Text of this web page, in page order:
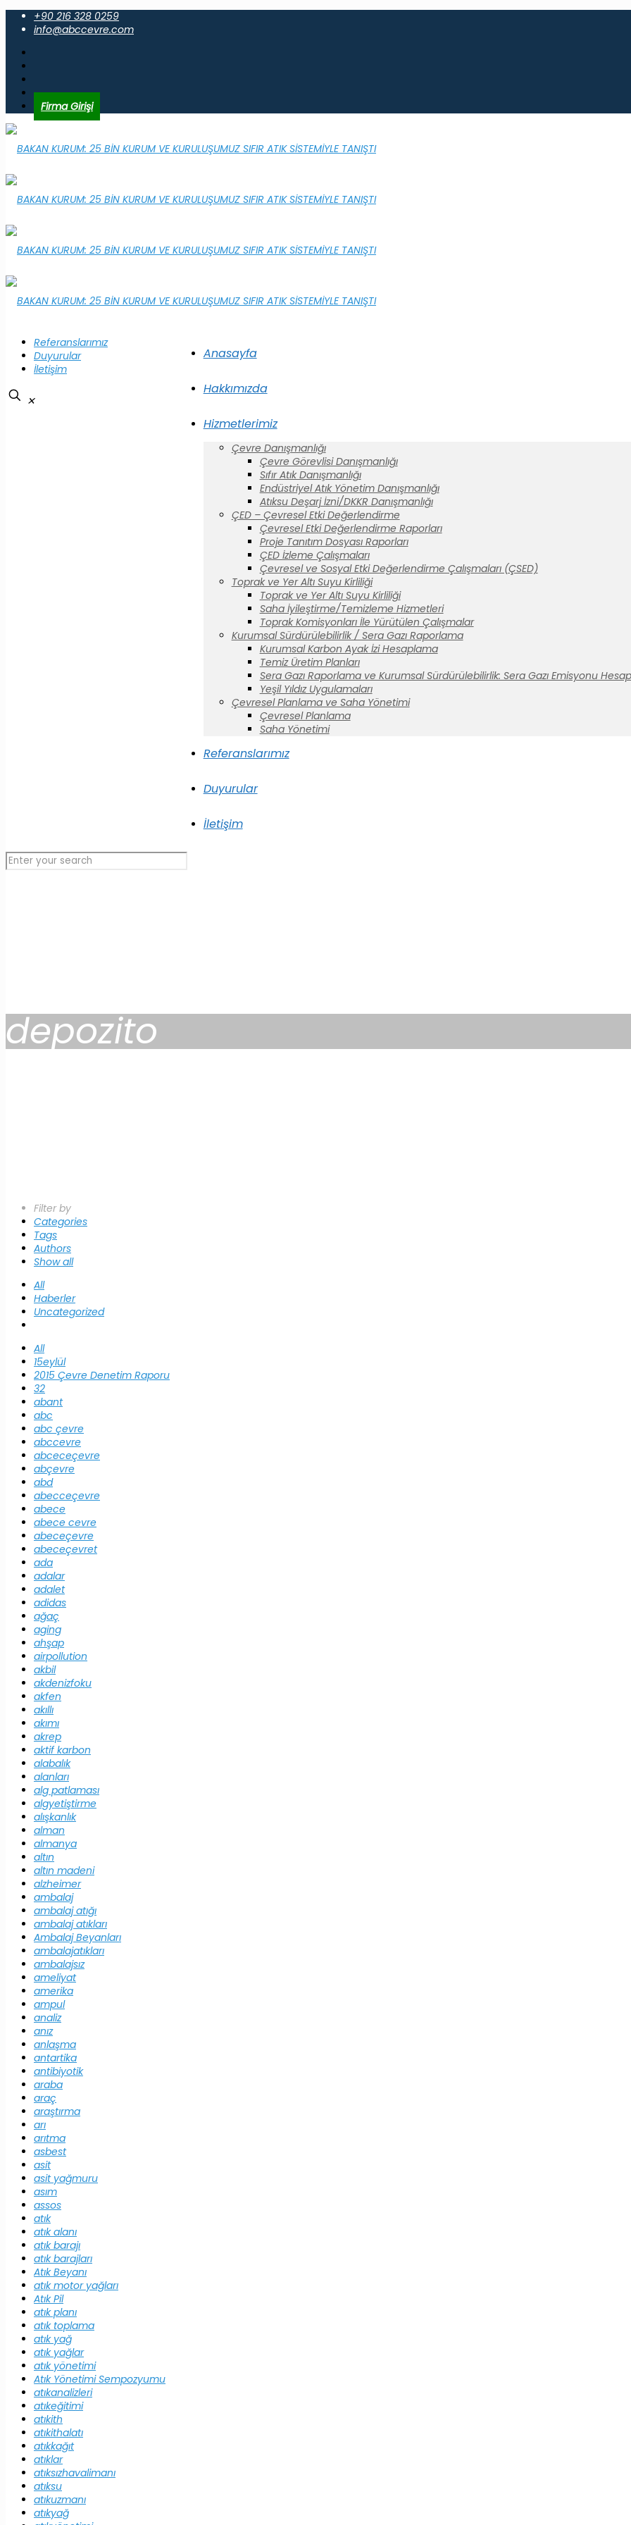
+90 216 328 0259
info@abccevre.com
Firma Girişi
Anasayfa
Hakkımızda
Hizmetlerimiz
Çevre Danışmanlığı
Çevre Görevlisi Danışmanlığı
Sıfır Atık Danışmanlığı
Endüstriyel Atık Yönetim Danışmanlığı
Atıksu Deşarj İzni/DKKR Danışmanlığı
ÇED – Çevresel Etki Değerlendirme
Çevresel Etki Değerlendirme Raporları
Proje Tanıtım Dosyası Raporları
ÇED İzleme Çalışmaları
Çevresel ve Sosyal Etki Değerlendirme Çalışmaları (ÇSED)
Toprak ve Yer Altı Suyu Kirliliği
Toprak ve Yer Altı Suyu Kirliliği
Saha İyileştirme/Temizleme Hizmetleri
Toprak Komisyonları İle Yürütülen Çalışmalar
Kurumsal Sürdürülebilirlik / Sera Gazı Raporlama
Kurumsal Karbon Ayak İzi Hesaplama
Temiz Üretim Planları
Sera Gazı Raporlama ve Kurumsal Sürdürülebilirlik: Sera Gazı Emisyonu
Yeşil Yıldız Uygulamaları
Çevresel Planlama ve Saha Yönetimi
Çevresel Planlama
Saha Yönetimi
Referanslarımız
Duyurular
İletişim
Referanslarımız
Duyurular
İletişim
✕
depozito
Filter by
Categories
Tags
Authors
Show all
All
Haberler
Uncategorized
All
15eylül
2015 Çevre Denetim Raporu
32
abant
abc
abc çevre
abccevre
abceceçevre
abçevre
abd
abecceçevre
abece
abece cevre
abeceçevre
abeceçevret
ada
adalar
adalet
adidas
ağaç
aging
ahşap
airpollution
akbil
akdenizfoku
akfen
akıllı
akımı
akrep
aktif karbon
alabalık
alanları
alg patlaması
algyetiştirme
alışkanlık
alman
almanya
altın
altın madeni
alzheimer
ambalaj
ambalaj atığı
ambalaj atıkları
Ambalaj Beyanları
ambalajatıkları
ambalajsız
ameliyat
amerika
ampul
analiz
anız
anlaşma
antartika
antibiyotik
araba
araç
araştırma
arı
arıtma
asbest
asit
asit yağmuru
asım
assos
atık
atık alanı
atık barajı
atık barajları
Atık Beyanı
atık motor yağları
Atık Pil
atık planı
atık toplama
atık yağ
atık yağlar
atık yönetimi
Atık Yönetimi Sempozyumu
atıkanalizleri
atıkeğitimi
atıkith
atıkithalatı
atıkkağıt
atıklar
atıksızhavalimanı
atıksu
atıkuzmanı
atıkyağ